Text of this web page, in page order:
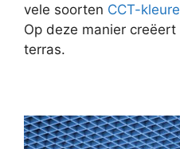
vele soorten CCT-
Op deze manier
terras.